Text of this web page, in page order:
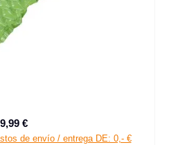
Precio normal:
9,99 €
de envío / entrega DE: 0,- €